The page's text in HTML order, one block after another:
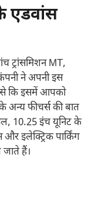
एडवांस
ट्रांसमिशन MT,
ने अपनी इस
कि इसमें आपको
अन्य फीचर्स की बात
10.25 इंच यूनिट के
इलेक्ट्रिक पार्किंग
हैं।